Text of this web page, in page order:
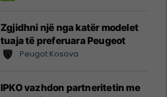
Zgjidhni një nga katër modelet
tuaja të preferuara Peugeot
Peugot Kosova
IPKO vazhdon partneritetin me